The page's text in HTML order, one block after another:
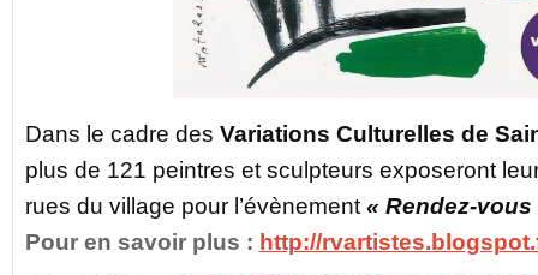
Dans le cadre des Variations Culturelles de
plus de 121 peintres et sculpteurs exposeront
rues du village pour l’évènement « Rendez-
Pour en savoir plus : http://